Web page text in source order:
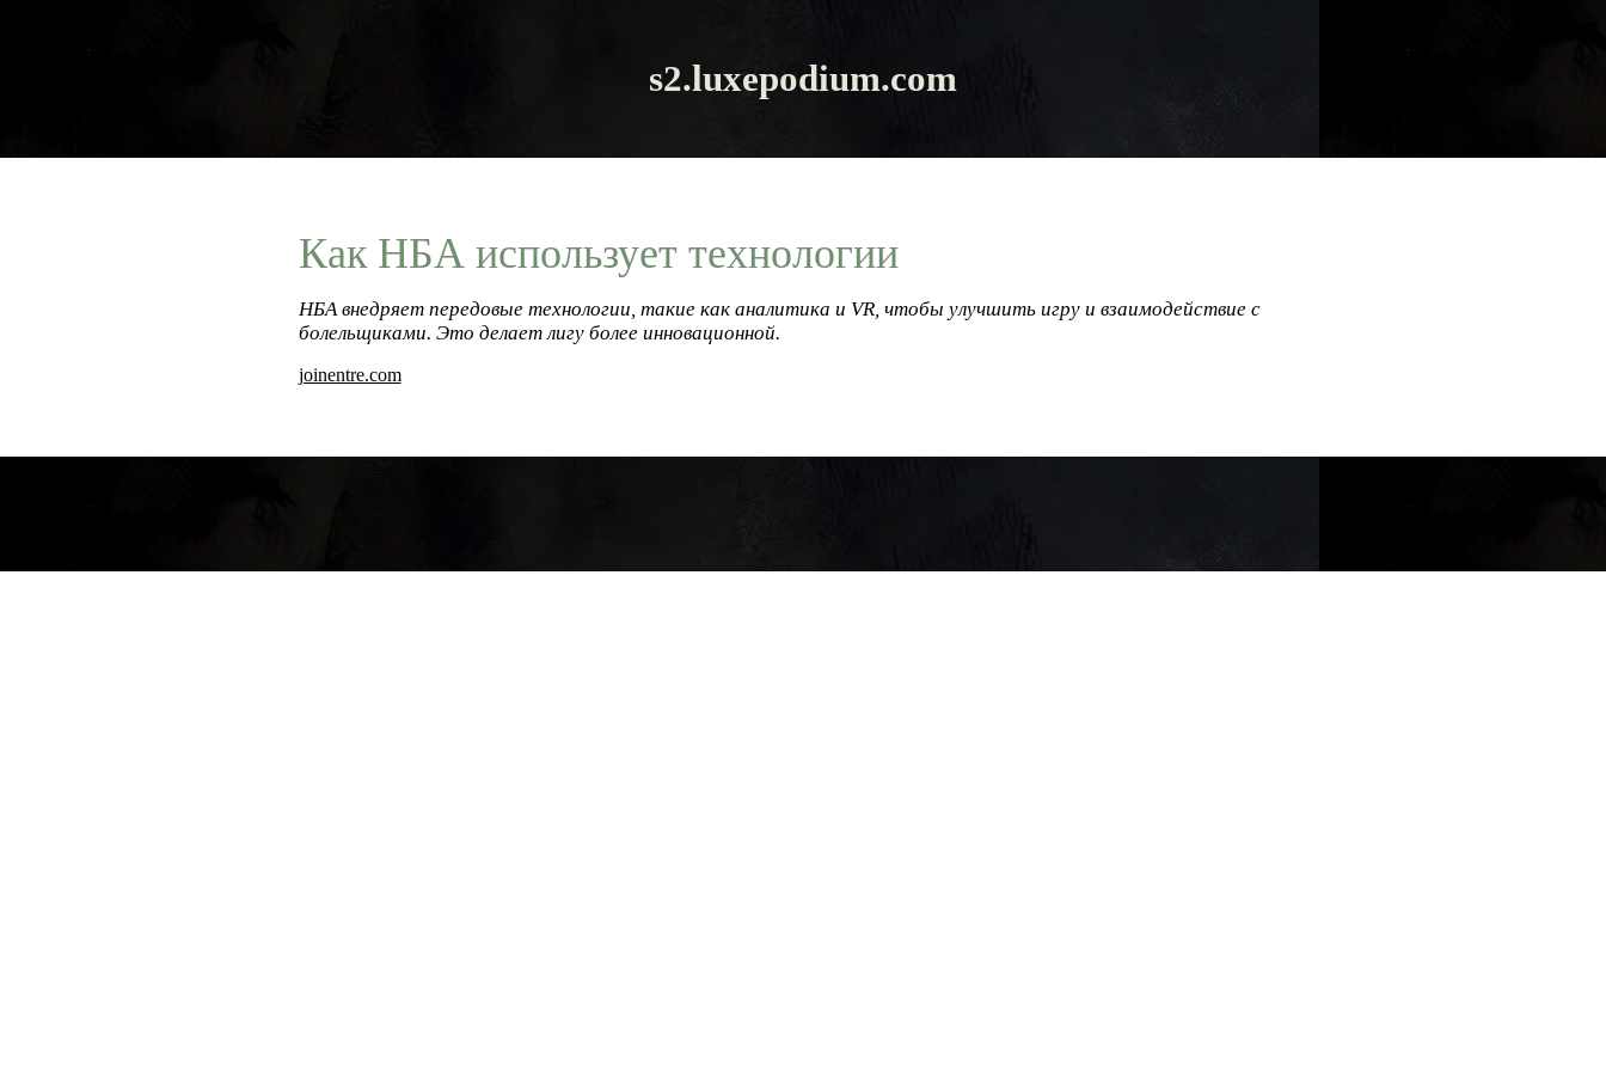
s2.luxepodium.com
Как НБА использует технологии
НБА внедряет передовые технологии, такие как аналитика и VR, чтобы улучшить игру и взаимодействие с
болельщиками. Это делает лигу более инновационной.
joinentre.com